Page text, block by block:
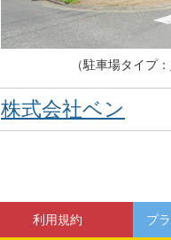
（駐車場タイプ：
株式会社ベン
利用規約 プ